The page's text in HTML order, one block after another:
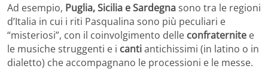
Ad esempio, Puglia, Sicilia e Sardegnasono tra le regioni
d’Italia in cui i riti Pasqualina sono più peculiari e
“misteriosi”, con il coinvolgimento delle confraternite e
le musiche struggenti e i cantiantichissimi (in latino o in
dialetto) che accompagnano le processioni e le messe.